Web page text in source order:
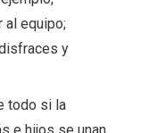
al equipo;
y
todo si la